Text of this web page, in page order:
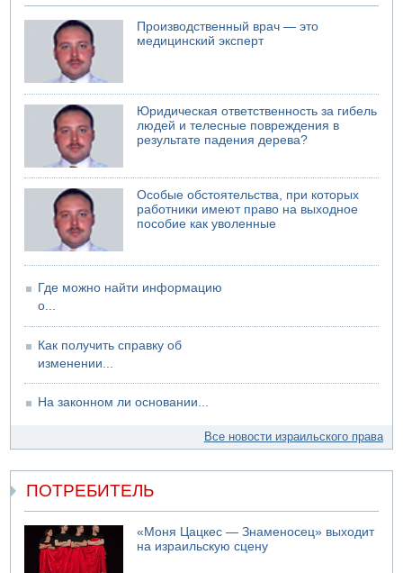
07.08.2026 08:29
Стрельба в школе Таиланда
07.08.2026 06:47
Недалеко от Бейт-Шемеша погиб велосипедист
07.08.2026 06:24
Саудовская Аравия сообщает о нападении хуситов
06.08.2026 13:43
И еще иранские агенты
06.08.2026 13:13
Арестованы двое подозреваемых в стрельбе по
электрической компании
06.08.2026 13:07
Возле Кирьят-Арбы пожар на местности
Производственный врач — это
медицинский эксперт
Юридическая ответственность за гибель
людей и телесные повреждения в
результате падения дерева?
Особые обстоятельства, при которых
работники имеют право на выходное
пособие как уволенные
Где можно найти информацию
о...
Как получить справку об
изменении...
На законном ли основании...
Все новости израильского права
ПОТРЕБИТЕЛЬ
«Моня Цацкес — Знаменосец» выходит
на израильскую сцену